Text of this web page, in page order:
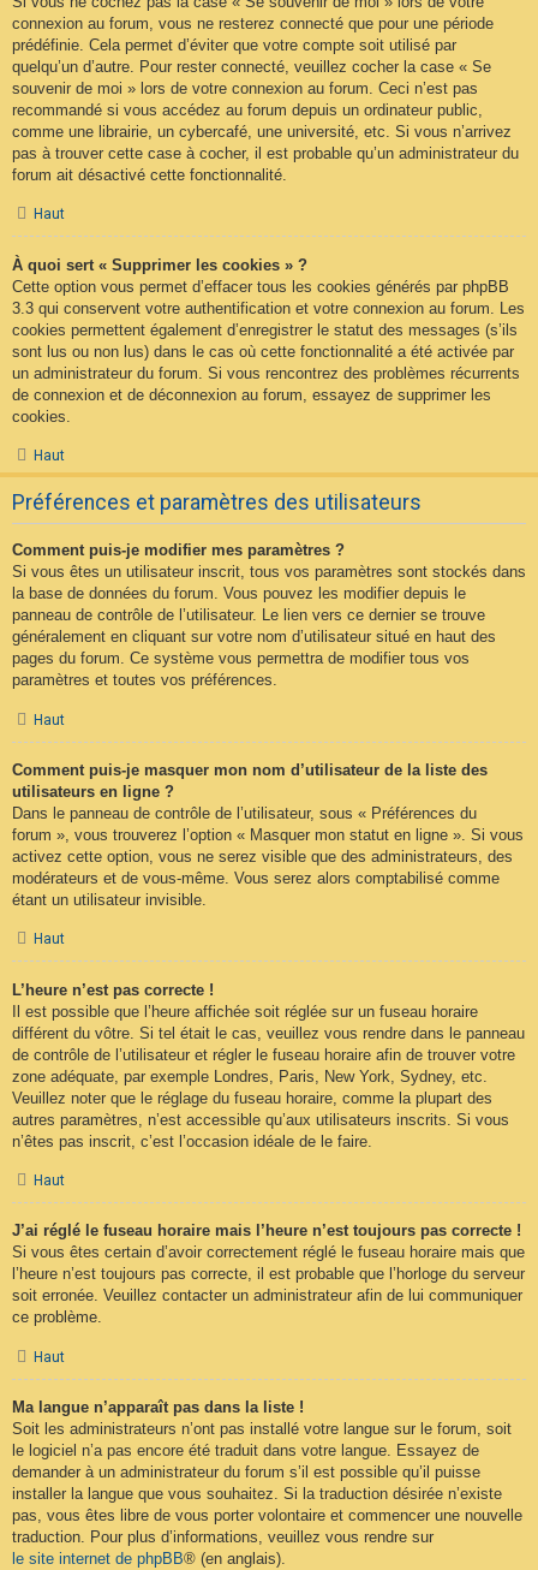
connexion au forum, vous ne resterez connecté que pour une période
prédéfinie. Cela permet d’éviter que votre compte soit utilisé par
quelqu’un d’autre. Pour rester connecté, veuillez cocher la case « Se
souvenir de moi » lors de votre connexion au forum. Ceci n’est pas
recommandé si vous accédez au forum depuis un ordinateur public,
comme une librairie, un cybercafé, une université, etc. Si vous n’arrivez
pas à trouver cette case à cocher, il est probable qu’un administrateur du
forum ait désactivé cette fonctionnalité.
Haut
À quoi sert « Supprimer les cookies » ?
Cette option vous permet d’effacer tous les cookies générés par phpBB
3.3 qui conservent votre authentification et votre connexion au forum. Les
cookies permettent également d’enregistrer le statut des messages (s’ils
sont lus ou non lus) dans le cas où cette fonctionnalité a été activée par
un administrateur du forum. Si vous rencontrez des problèmes récurrents
de connexion et de déconnexion au forum, essayez de supprimer les
cookies.
Haut
Préférences et paramètres des utilisateurs
Comment puis-je modifier mes paramètres ?
Si vous êtes un utilisateur inscrit, tous vos paramètres sont stockés dans
la base de données du forum. Vous pouvez les modifier depuis le
panneau de contrôle de l’utilisateur. Le lien vers ce dernier se trouve
généralement en cliquant sur votre nom d’utilisateur situé en haut des
pages du forum. Ce système vous permettra de modifier tous vos
paramètres et toutes vos préférences.
Haut
Comment puis-je masquer mon nom d’utilisateur de la liste des
utilisateurs en ligne ?
Dans le panneau de contrôle de l’utilisateur, sous « Préférences du
forum », vous trouverez l’option « Masquer mon statut en ligne ». Si vous
activez cette option, vous ne serez visible que des administrateurs, des
modérateurs et de vous-même. Vous serez alors comptabilisé comme
étant un utilisateur invisible.
Haut
L’heure n’est pas correcte !
Il est possible que l’heure affichée soit réglée sur un fuseau horaire
différent du vôtre. Si tel était le cas, veuillez vous rendre dans le panneau
de contrôle de l’utilisateur et régler le fuseau horaire afin de trouver votre
zone adéquate, par exemple Londres, Paris, New York, Sydney, etc.
Veuillez noter que le réglage du fuseau horaire, comme la plupart des
autres paramètres, n’est accessible qu’aux utilisateurs inscrits. Si vous
n’êtes pas inscrit, c’est l’occasion idéale de le faire.
Haut
J’ai réglé le fuseau horaire mais l’heure n’est toujours pas correcte !
Si vous êtes certain d’avoir correctement réglé le fuseau horaire mais que
l’heure n’est toujours pas correcte, il est probable que l’horloge du serveur
soit erronée. Veuillez contacter un administrateur afin de lui communiquer
ce problème.
Haut
Ma langue n’apparaît pas dans la liste !
Soit les administrateurs n’ont pas installé votre langue sur le forum, soit
le logiciel n’a pas encore été traduit dans votre langue. Essayez de
demander à un administrateur du forum s’il est possible qu’il puisse
installer la langue que vous souhaitez. Si la traduction désirée n’existe
pas, vous êtes libre de vous porter volontaire et commencer une nouvelle
traduction. Pour plus d’informations, veuillez vous rendre sur
le site internet de phpBB® (en anglais).